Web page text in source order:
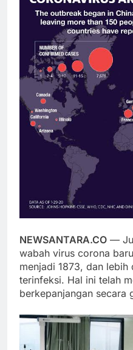
NEWSANTARA.CO —
wabah virus corona
menjadi 1873, dan
terinfeksi. Hal ini telah
berkepanjangan secara